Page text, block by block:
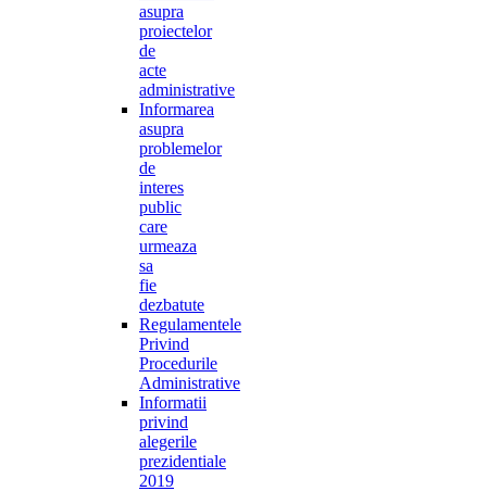
asupra
proiectelor
de
acte
administrative
Informarea
asupra
problemelor
de
interes
public
care
urmeaza
sa
fie
dezbatute
Regulamentele
Privind
Procedurile
Administrative
Informatii
privind
alegerile
prezidentiale
2019